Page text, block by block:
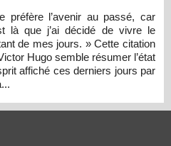
préfère l’avenir au passé, car
là que j’ai décidé de vivre le
de mes jours. » Cette citation
Hugo semble résumer l’état
affiché ces derniers jours par